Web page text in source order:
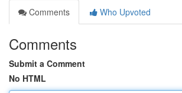
Comments
Who Upvoted
Comments
Submit a Comment
No HTML